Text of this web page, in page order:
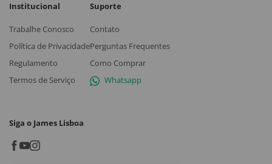
Institucional
Trabalhe Conosco
Política de Privacidade
Regulamento
Termos de Serviço
Suporte
Contato
Perguntas Frequentes
Como Comprar
Whatsapp
Siga o James Lisboa